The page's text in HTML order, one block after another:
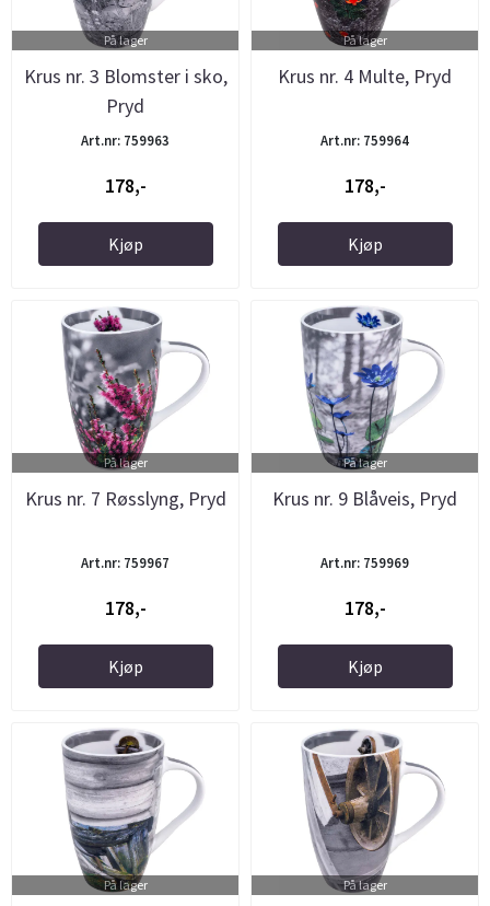
På lager
Krus nr. 3 Blomster i sko,
Pryd
Art.nr: 759963
178,-
Kjøp
På lager
Krus nr. 4 Multe, Pryd
Art.nr: 759964
178,-
Kjøp
På lager
Krus nr. 7 Røsslyng, Pryd
Art.nr: 759967
178,-
Kjøp
På lager
Krus nr. 9 Blåveis, Pryd
Art.nr: 759969
178,-
Kjøp
På lager På lager